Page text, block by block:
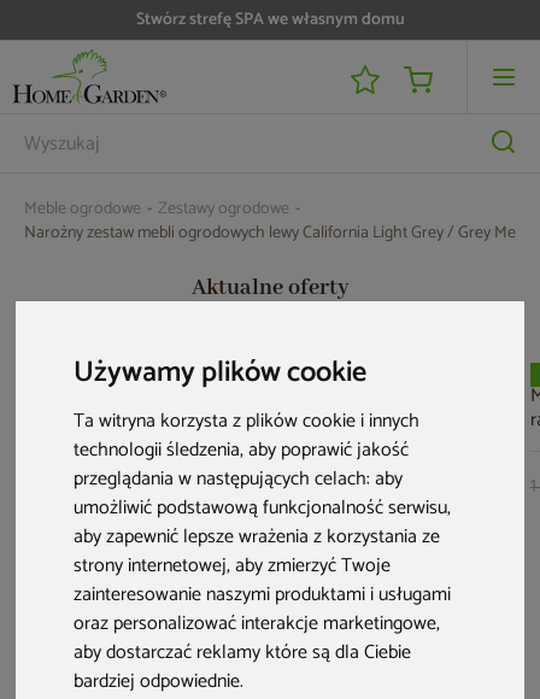
Używamy plików cookie
Ta witryna korzysta z plików cookie i innych
technologii śledzenia, aby poprawić jakość
przeglądania w następujących celach:aby
umożliwić podstawową funkcjonalność serwisu,
aby zapewnić lepsze wrażenia z korzystania ze
strony internetowej,aby zmierzyć Twoje
zainteresowanie naszymi produktami i usługami
oraz personalizować interakcje marketingowe,
aby dostarczać reklamy które są dla Ciebie
bardziej odpowiednie.
Do 25 000 zł zwrotu na kartę i raty RRSO 0%
Meble ogrodowe
Zestawy ogrodowe
Narożny zestaw mebli ogrodowych lewy California Light Grey / Grey
Aktualne oferty
Narożny zestaw
mebli ogrodowych
Termoli Cloudy
Grey / Light Grey
3 999 zł
3 599 zł
Narożne meble
ogrodowe
aluminiowe Neapol
Grey / Grey
Melange
6 299 zł
Bestseller
Meble ogrodowe
technorattanowe
Memfis White /
Grey
7 499 zł